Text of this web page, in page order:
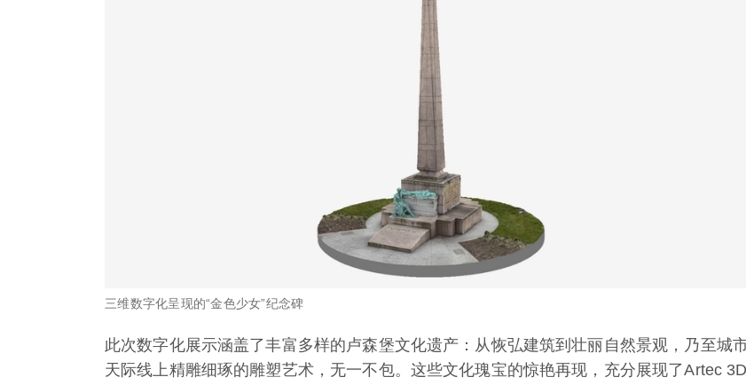
三维数字化呈现的“金色少女”纪念碑
此次数字化展示涵盖了丰富多样的卢森堡文化遗产：从恢弘建筑到壮丽自然景观，乃至城
天际线上精雕细琢的雕塑艺术，无一不包。这些文化瑰宝的惊艳再现，充分展现了Artec 3D